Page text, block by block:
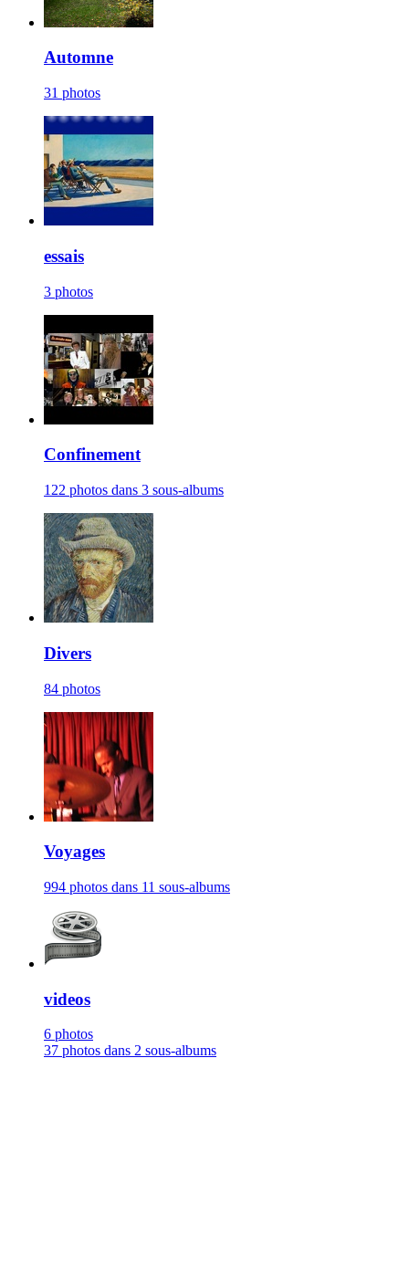
Automne
31 photos
essais
3 photos
Confinement
122 photos dans 3 sous-albums
Divers
84 photos
Voyages
994 photos dans 11 sous-albums
videos
6 photos
37 photos dans 2 sous-albums